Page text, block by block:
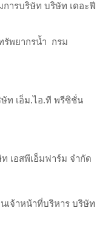
ารบริษัท บริษัท เดอะฟี
รัพยากรน้ำ กรม
ท เอ็ม.ไอ.ที พรีซิชั่น
เอสพีเอ็มฟาร์ม จำกัด
เจ้าหน้าที่บริหาร บริษัท